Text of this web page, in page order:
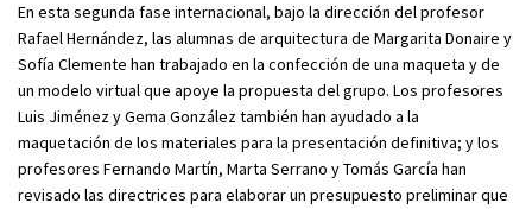
En esta segunda fase internacional, bajo la dirección del profesor
Rafael Hernández, las alumnas de arquitectura de Margarita Donaire y
Sofía Clemente han trabajado en la confección de una maqueta y de
un modelo virtual que apoye la propuesta del grupo. Los profesores
Luis Jiménez y Gema González también han ayudado a la
maquetación de los materiales para la presentación definitiva; y los
profesores Fernando Martín, Marta Serrano y Tomás García han
revisado las directrices para elaborar un presupuesto preliminar que